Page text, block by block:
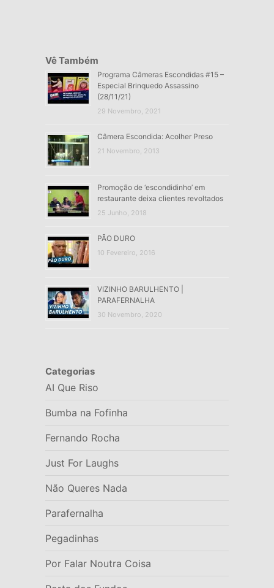
Vê Também
Programa Câmeras Escondidas #15 –
Especial Brinquedo Assassino
(28/11/21)
29 Novembro, 2021
Câmera Escondida: Acolher Preso
21 Novembro, 2013
Promoção de ‘escondidinho’ em
restaurante deixa clientes revoltados
25 Junho, 2018
PÃO DURO
10 Fevereiro, 2016
VIZINHO BARULHENTO |
PARAFERNALHA
30 Novembro, 2020
Categorias
AI Que Riso
Bumba na Fofinha
Fernando Rocha
Just For Laughs
Não Queres Nada
Parafernalha
Pegadinhas
Por Falar Noutra Coisa